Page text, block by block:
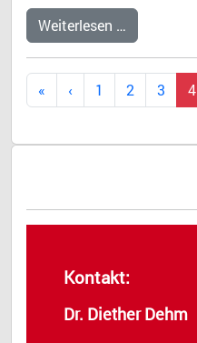
Weiterlesen …
1 2 3 4
Kontakt:
Dr. Diether Dehm